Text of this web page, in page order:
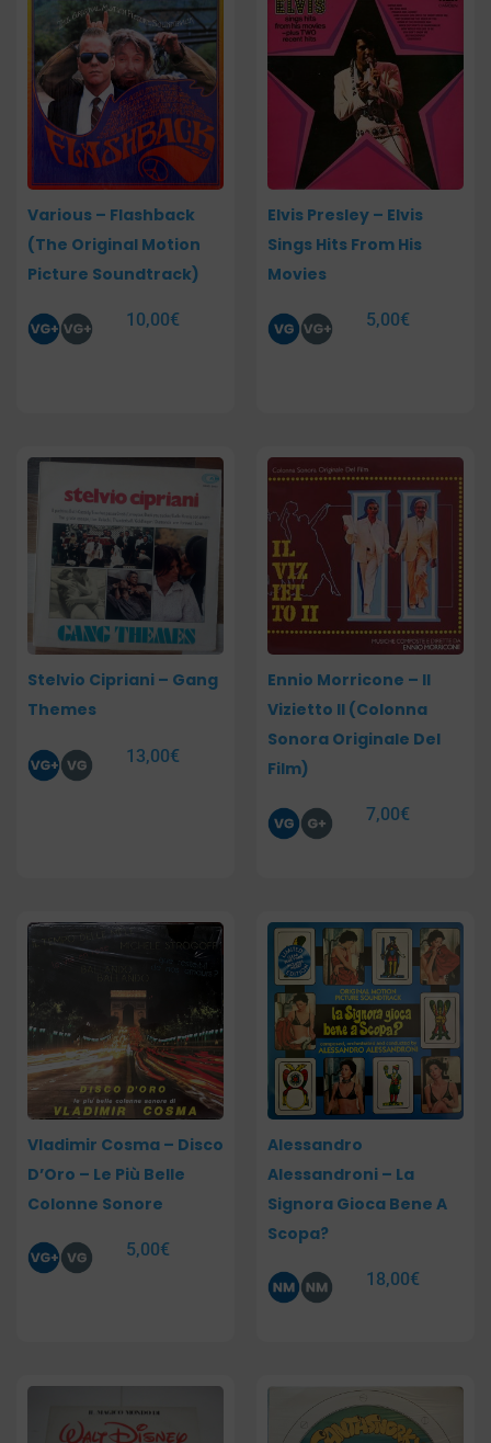
Various – Flashback
(The Original Motion
Picture Soundtrack)
10,00€
Elvis Presley – Elvis
Sings Hits From His
Movies
5,00€
Stelvio Cipriani – Gang
Themes
13,00€
Ennio Morricone – Il
Vizietto II (Colonna
Sonora Originale Del
Film)
7,00€
Vladimir Cosma – Disco
D’Oro – Le Più Belle
Colonne Sonore
5,00€
Alessandro
Alessandroni – La
Signora Gioca Bene A
Scopa?
18,00€